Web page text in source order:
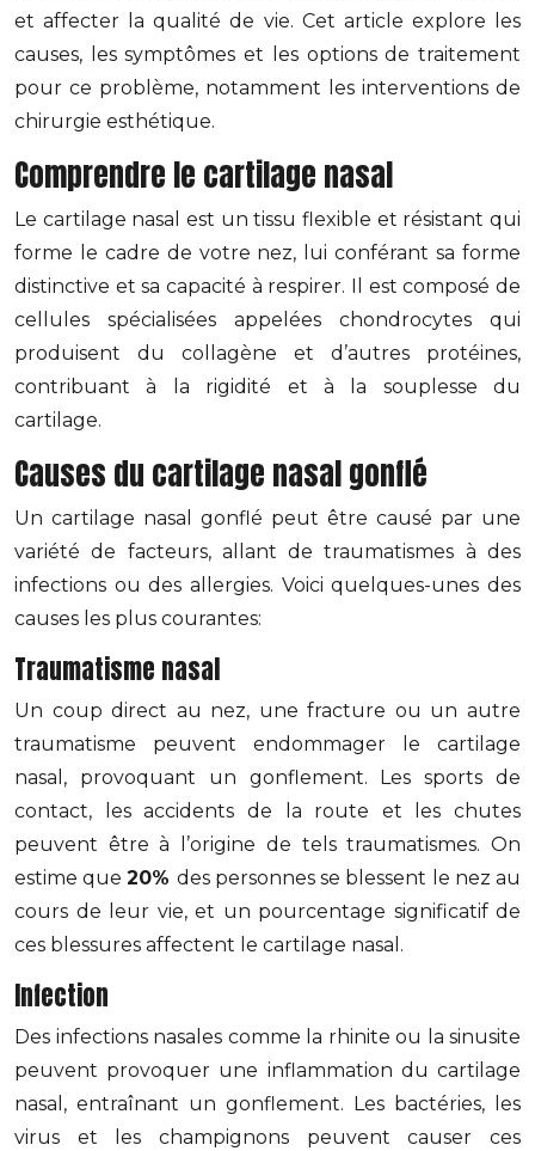
et affecter la qualité de vie. Cet article explore les
causes, les symptômes et les options de traitement
pour ce problème, notamment les interventions de
chirurgie esthétique.
Comprendre le cartilage nasal
Le cartilage nasal est un tissu flexible et résistant qui
forme le cadre de votre nez, lui conférant sa forme
distinctive et sa capacité à respirer. Il est composé de
cellules spécialisées appelées chondrocytes qui
produisent du collagène et d’autres protéines,
contribuant à la rigidité et à la souplesse du
cartilage.
Causes du cartilage nasal gonflé
Un cartilage nasal gonflé peut être causé par une
variété de facteurs, allant de traumatismes à des
infections ou des allergies. Voici quelques-unes des
causes les plus courantes:
Traumatisme nasal
Un coup direct au nez, une fracture ou un autre
traumatisme peuvent endommager le cartilage
nasal, provoquant un gonflement. Les sports de
contact, les accidents de la route et les chutes
peuvent être à l’origine de tels traumatismes. On
estime que20% des personnes se blessent le nez au
cours de leur vie, et un pourcentage significatif de
ces blessures affectent le cartilage nasal.
Infection
Des infections nasales comme la rhinite ou la sinusite
peuvent provoquer une inflammation du cartilage
nasal, entraînant un gonflement. Les bactéries, les
virus et les champignons peuvent causer ces